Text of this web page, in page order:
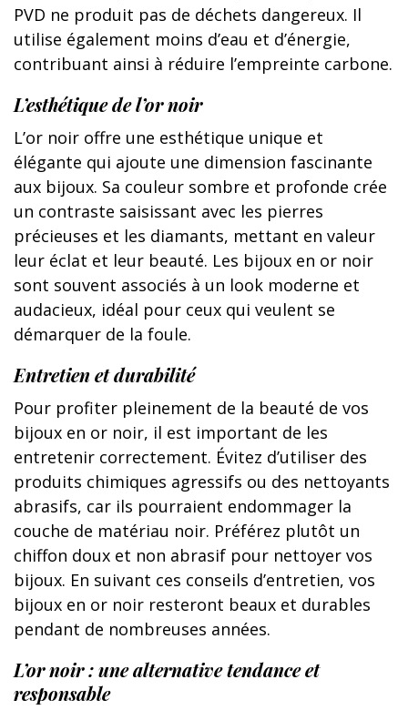
PVD ne produit pas de déchets dangereux. Il
utilise également moins d’eau et d’énergie,
contribuant ainsi à réduire l’empreinte carbone.
L’esthétique de l’or noir
L’or noir offre une esthétique unique et
élégante qui ajoute une dimension fascinante
aux bijoux. Sa couleur sombre et profonde crée
un contraste saisissant avec les pierres
précieuses et les diamants, mettant en valeur
leur éclat et leur beauté. Les bijoux en or noir
sont souvent associés à un look moderne et
audacieux, idéal pour ceux qui veulent se
démarquer de la foule.
Entretien et durabilité
Pour profiter pleinement de la beauté de vos
bijoux en or noir, il est important de les
entretenir correctement. Évitez d’utiliser des
produits chimiques agressifs ou des nettoyants
abrasifs, car ils pourraient endommager la
couche de matériau noir. Préférez plutôt un
chiffon doux et non abrasif pour nettoyer vos
bijoux. En suivant ces conseils d’entretien, vos
bijoux en or noir resteront beaux et durables
pendant de nombreuses années.
L’or noir : une alternative tendance et
responsable